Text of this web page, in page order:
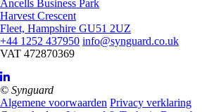
Ancells Business Park
Harvest Crescent
Fleet, Hampshire GU51 2UZ
+44 1252 437950 info@synguard.co.uk
VAT 472870369
© Synguard
Algemene voorwaarden Privacy verklaring